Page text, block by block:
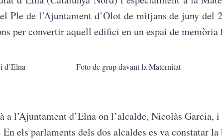
Ple de l’Ajuntament d’Olot de mitjans de juny del
per convertir aquell edifici en un espai de memòria
d’Elna Foto de grup davant la Maternitat
a l’Ajuntament d’Elna on l’alcalde, Nicolàs Garcia,
els parlaments dels dos alcaldes es va constatar